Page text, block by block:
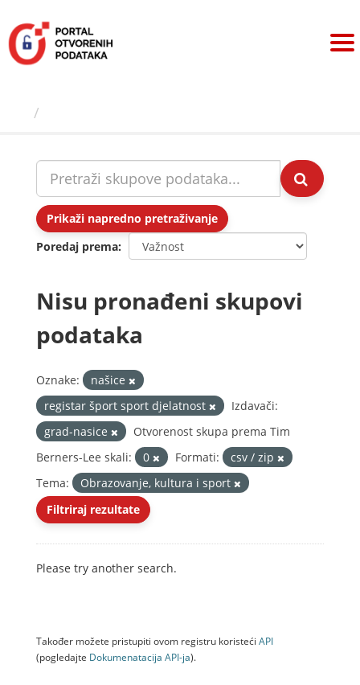
sadržaj
Prikaži napredno pretraživanje
Poredaj prema
Nisu pronađeni skupovi
podataka
Oznake:
našice
registar šport sport djelatnost
Izdavači:
grad-nasice
Otvorenost skupa prema Tim
Berners-Lee skali:
0 Formati:
csv / zip
Tema:
Obrazovanje, kultura i sport
Filtriraj rezultate
Please try another search.
Također možete pristupiti ovom registru koristeći API
(pogledajte Dokumenаtаcijа API-jа).